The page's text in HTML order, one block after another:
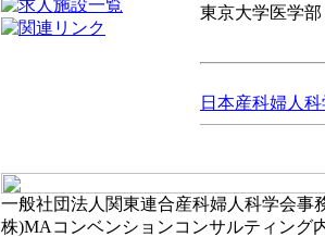
東京大学医学部
日本産科婦人
一般社団法人関東連合産科婦人科学会事
株)MAコンベンションコンサルティング